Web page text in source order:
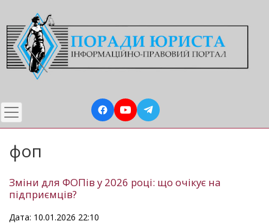
до
основного
вмісту
фоп
Зміни для ФОПів у 2026 році: що очікує на
підприємців?
Дата: 10.01.2026 22:10